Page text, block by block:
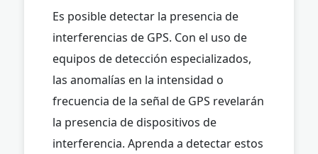
Es posible detectar la presencia de
interferencias de GPS. Con el uso de
equipos de detección especializados,
las anomalías en la intensidad o
frecuencia de la señal de GPS revelarán
la presencia de dispositivos de
interferencia. Aprenda a detectar estos